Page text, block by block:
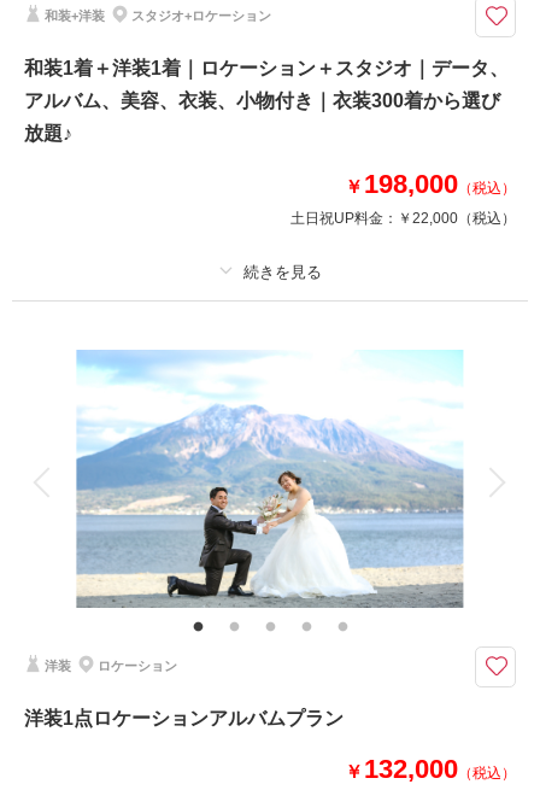
●着付け・ヘアメイク・小物一式
※別途チャペル使用料が発生いたします（11,000円〜）
和装+洋装 スタジオ+ロケーション
和装1着＋洋装1着｜ロケーション＋スタジオ｜データ、
アルバム、美容、衣装、小物付き｜衣装300着から選び
放題♪
￥ 198,000 （税込）
土日祝UP料金： ￥22,000 （税込）
新婦衣装2着
アルバム 10 P データ 100 カット
会食 挙式
家族と撮影 家族用衣装レンタル ペットと撮影
衣裳300着から選べる！新郎2点新婦2点の和洋装ロケスタプラン（データ1
●新郎衣裳：タキシード1点・紋付袴1点
●新婦衣裳：ドレス1点・和装（色打掛or白無垢）1点
●さらに！10Pミニアルバム付き！
●その他 ネックレス、イヤリング、靴、髪飾りなど
洋装 ロケーション
洋装1点ロケーションアルバムプラン
￥ 132,000 （税込）